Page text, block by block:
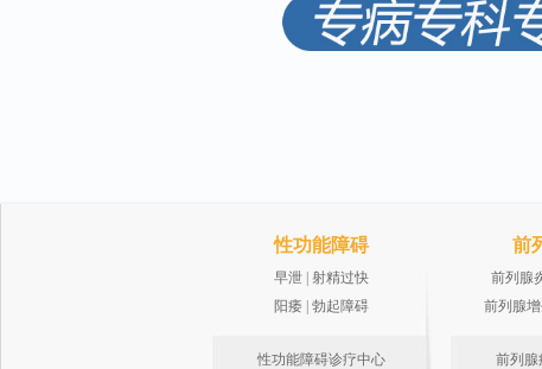
性功能障碍
早泄 | 射精过快
阳痿 | 勃起障碍
性功能障碍诊疗中心
前
前列腺
前列腺
前列腺